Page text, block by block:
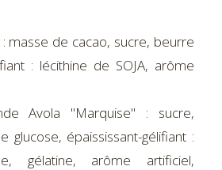
masse de cacao, sucre, beurre
: lécithine de SOJA, arôme
Avola "Marquise" : sucre,
glucose, épaississant-gélifiant :
gélatine, arôme artificiel,